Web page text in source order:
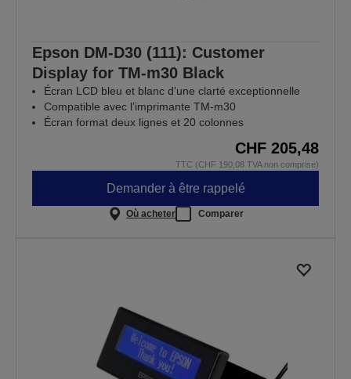
Epson DM-D30 (111): Customer
Display for TM-m30 Black
Écran LCD bleu et blanc d’une clarté exceptionnelle
Compatible avec l’imprimante TM-m30
Écran format deux lignes et 20 colonnes
CHF 205,48
TTC (CHF 190,08 TVA non comprise)
Demander à être rappelé
Où acheter Comparer